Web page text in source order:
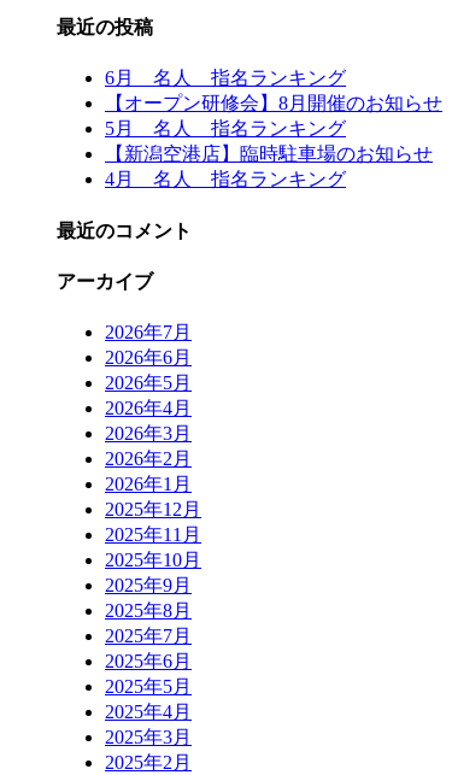
最近の投稿
6月 名人 指名ランキング
【オープン研修会】8月開催のお知らせ
5月 名人 指名ランキング
【新潟空港店】臨時駐車場のお知らせ
4月 名人 指名ランキング
最近のコメント
アーカイブ
2026年7月
2026年6月
2026年5月
2026年4月
2026年3月
2026年2月
2026年1月
2025年12月
2025年11月
2025年10月
2025年9月
2025年8月
2025年7月
2025年6月
2025年5月
2025年4月
2025年3月
2025年2月